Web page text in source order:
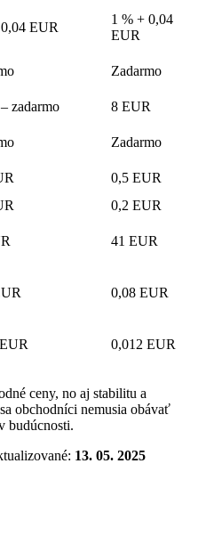
EUR
1 % + 0,04
EUR
Zadarmo
zadarmo
8 EUR
Zadarmo
0,5 EUR
0,2 EUR
41 EUR
0,08 EUR
0,012 EUR
ceny, no aj stabilitu a
obchodníci nemusia obávať
budúcnosti.
13. 05. 2025